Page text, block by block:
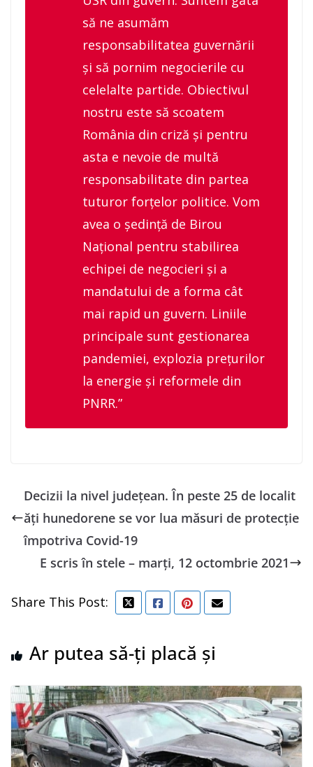
să ne asumăm
responsabilitatea guvernării
și să pornim negocierile cu
celelalte partide. Obiectivul
nostru este să scoatem
România din criză și pentru
asta e nevoie de multă
responsabilitate din partea
tuturor forțelor politice. Vom
avea o ședință de Birou
Național pentru stabilirea
echipei de negocieri și a
mandatului de a forma cât
mai rapid un guvern. Liniile
principale sunt gestionarea
pandemiei, explozia prețurilor
la energie și reformele din
PNRR.”
Decizii la nivel județean. În peste 25 de localit
ăți hunedorene se vor lua măsuri de protecție
împotriva Covid-19
E scris în stele – marți, 12 octombrie 2021
Share This Post:
Ar putea să-ți placă și